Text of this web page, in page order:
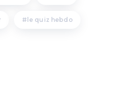
le quiz hebdo